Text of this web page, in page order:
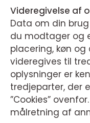
Videregivelse af
Data om din
du modtager og
placering, køn
videregives til
oplysninger er
tredjeparter, der
”Cookies”
målretning af